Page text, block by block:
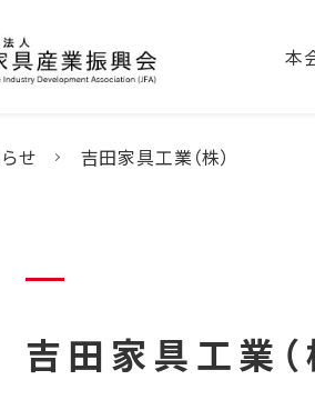
本
せ 吉田家具工業（株）
吉田家具工業（